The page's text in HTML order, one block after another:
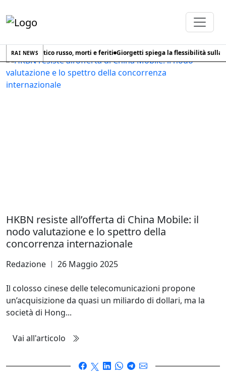
RAI NEWS
missilistico russo, morti e feriti Giorgetti spiega la flessibilità sulla
Home
Tag
HKBN resiste all’offerta di China Mobile: il
nodo valutazione e lo spettro della
concorrenza internazionale
Redazione | 26 Maggio 2025
Il colosso cinese delle telecomunicazioni propone
un’acquisizione da quasi un miliardo di dollari, ma la
società di Hong...
Vai all'articolo